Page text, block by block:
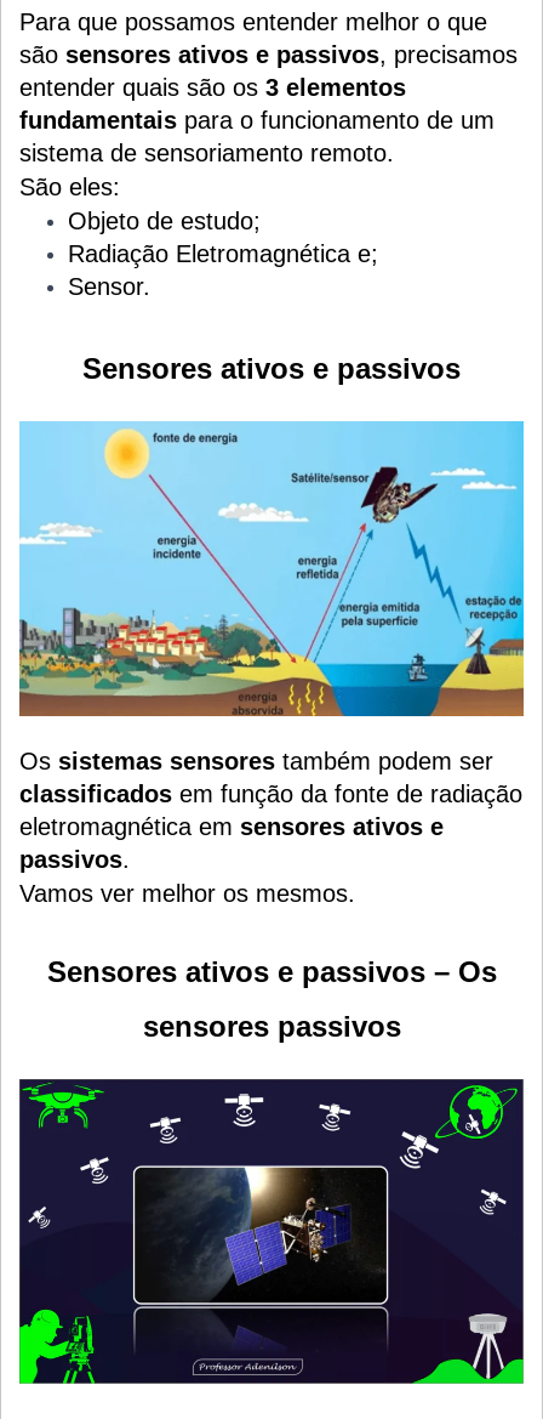
Para que possamos entender melhor o que
são sensores ativos e passivos, precisamos
entender quais são os 3 elementos
fundamentais para o funcionamento de um
sistema de sensoriamento remoto.
São eles:
Objeto de estudo;
Radiação Eletromagnética e;
Sensor.
Sensores ativos e passivos
Os sistemas sensores também podem ser
classificados em função da fonte de radiação
eletromagnética em sensores ativos e
passivos.
Vamos ver melhor os mesmos.
Sensores ativos e passivos – Os
sensores passivos